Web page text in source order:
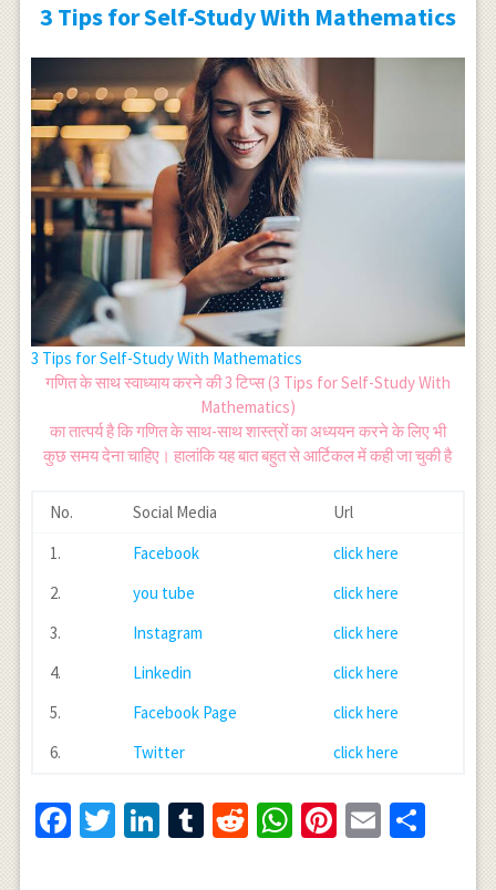
3 Tips for Self-Study With Mathematics
3 Tips for Self-Study With Mathematics
गणित के साथ स्वाध्याय करने की 3 टिप्स (3 Tips for Self-Study With
Mathematics)
का तात्पर्य है कि गणित के साथ-साथ शास्त्रों का अध्ययन करने के लिए भी
कुछ समय देना चाहिए। हालांकि यह बात बहुत से आर्टिकल में कही जा चुकी है
No. Social Media
Url
1.
Facebook
click here
2.
you tube
click here
3.
Instagram
click here
4.
Linkedin
click here
5.
Facebook Page
click here
6.
Twitter click here
Facebook
Twitter
LinkedIn
Tumblr
RedditWhatsApp
Pinterest
Email